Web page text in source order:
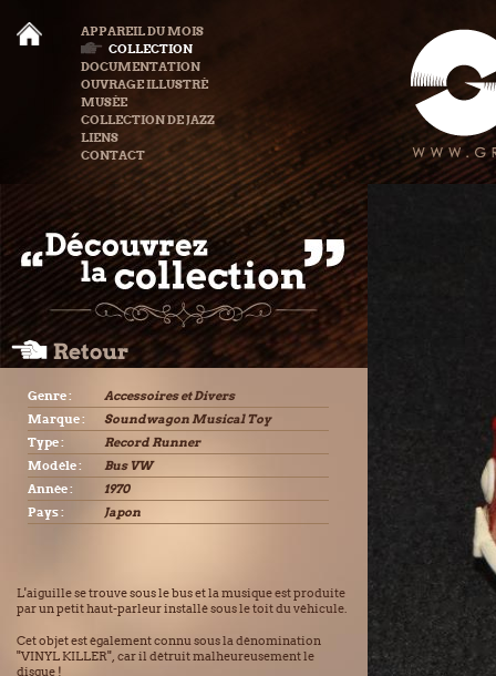
APPAREIL DU MOIS
COLLECTION
DOCUMENTATION
OUVRAGE ILLUSTRÉ
MUSÉE
COLLECTION DE JAZZ
LIENS
CONTACT
Genre :
Accessoires et Divers
Marque :
Soundwagon Musical Toy
Type :
Record Runner
Modèle :
Bus VW
Année :
1970
Pays :
Japon
L'aiguille se trouve sous le bus et la musique est produite
par un petit haut-parleur installé sous le toit du véhicule.
Cet objet est également connu sous la dénomination
"VINYL KILLER", car il détruit malheureusement le
disque !